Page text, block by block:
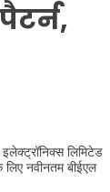
इलेक्ट्रॉनिक्स लिमिटेड
नवीनतम बीईएल